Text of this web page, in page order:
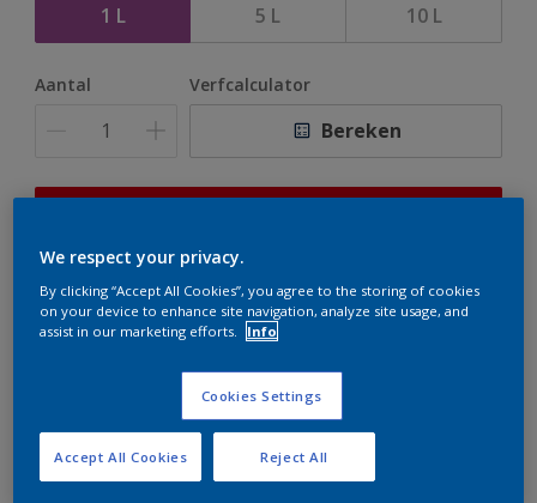
1 L 5 L 10 L
Aantal Verfcalculator
Bereken
er hard aan om de voorraad aan te vullen.
Boodschappenlijst
Vind een winkel
We respect your privacy.
By clicking “Accept All Cookies”, you agree to the storing of cookies
on your device to enhance site navigation, analyze site usage, and
assist in our marketing efforts.
Info
Cookies Settings
Reject All
Accept All Cookies